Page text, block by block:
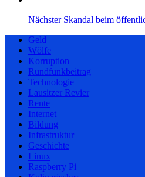
Nächster Skandal beim
Geld
Wölfe
Korruption
Rundfunkbeitrag
Technologie
Lausitzer Revier
Rente
Internet
Bildung
Infrastruktur
Geschichte
Linux
Raspberry Pi